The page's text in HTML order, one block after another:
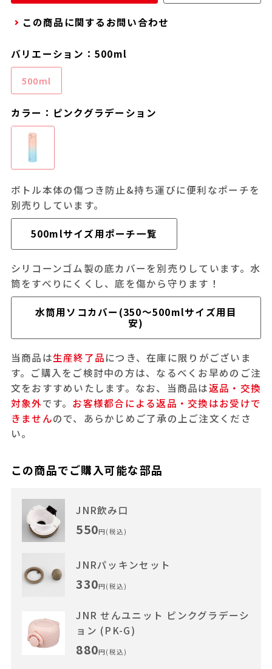
バッグは含まれておりません。手提げ袋やギフト
願いいたします。
通常商品用ギフト用品(バッグ・紙袋)
この商品に関するお問い合わせ
バリエーション：500ml
500ml
カラー：ピンクグラデーション
ボトル本体の傷つき防止&持ち運びに便利なポーチを
別売りしています。
500mlサイズ用ポーチ一覧
シリコーンゴム製の底カバーを別売りしています。水
筒をすべりにくくし、底を傷から守ります！
水筒用ソコカバー(350～500mlサイズ用目
安)
当商品は生産終了品につき、在庫に限りがございま
す。ご購入をご検討中の方は、なるべくお早めのご注
文をおすすめいたします。なお、当商品は返品・交換
対象外です。 お客様都合による返品・交換はお受けで
きませんので、あらかじめご了承の上ご注文くださ
い。
この商品でご購入可能な部品
JNR飲み口
550円(税込)
JNRパッキンセット
330円(税込)
JNR せんユニット ピンクグラデーシ
ョン (PK-G)
880円(税込)